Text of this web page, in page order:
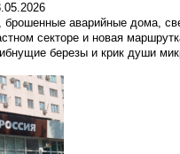
брошенные аварийные дома,
секторе и новая
березы и крик души